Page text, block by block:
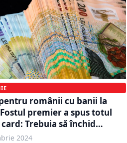
românii cu banii la
premier a spus totul
Trebuia să închid…
2024